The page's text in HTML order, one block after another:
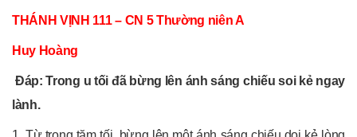
THÁNH VỊNH 111 – CN 5 Thường niên A
Huy Hoàng
Đáp: Trong u tối đã bừng lên ánh sáng chiếu soi kẻ ngay
lành.